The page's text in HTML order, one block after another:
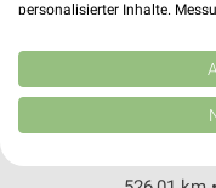
Rofu
55743
personalisierter Inhalte.
Kombinationen von Daten
Verbesserung der Angebote.
von Inhalten.
Daten können außerhalb der
USA gesendet werden.
Website/App.